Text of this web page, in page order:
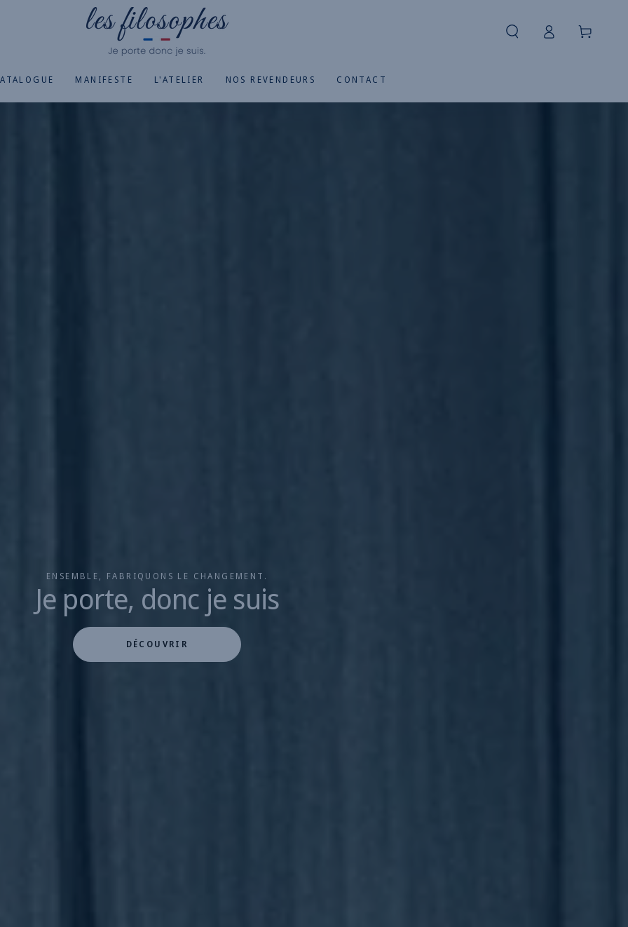
Livraison offerte dès 50€ d'achat
MANIFESTE L'ATELIER NOS REVENDEURS CONTACT
Connexion Panier
ENSEMBLE, FABRIQUONS LE CHANGEMENT.
Je porte, donc je suis
DÉCOUVRIR